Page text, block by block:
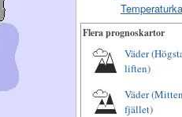
Flera prognoskartor
Väder
liften)
Väder
fjället)